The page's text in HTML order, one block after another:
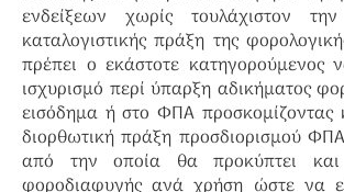
ενδείξεων χωρίς τουλάχιστον
καταλογιστικής πράξη της
πρέπει ο εκάστοτε κατηγορούμενος
ισχυρισμό περί ύπαρξη αδικήματος
εισόδημα ή στο ΦΠΑ προσκομίζοντας
διορθωτική πράξη προσδιορισμού
από την οποία θα προκύπτει